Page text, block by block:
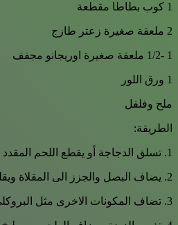
1 كوب بطاطا مقطعة
2 ملعقة صغيرة زعتر طازج
1 -1/2 ملعقة صغيرة اوريجانو مجفف
1 ورق اللور
ملح وفلفل
الطريقة:
1. تسلق الدجاجة أو يقطع اللحم المقدد ويقلى حتى يصبح مقرمشا.
2. يضاف البصل والجزز الى المقلاة ويقلى على درجة متوسطة الحرارة حتى يصبح شفافا.
3. تضاف المكونات الاخرى مثل البروكلي والقرنبيط والفلفل الاحمر الحلو ويطبخ لمدة 5 دقائق. ترفع الخضارمن المقلاة وتوضع جانبا.